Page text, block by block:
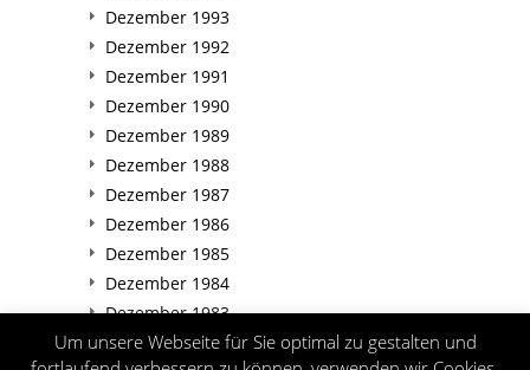
Dezember 1993
Dezember 1992
Dezember 1991
Dezember 1990
Dezember 1989
Dezember 1988
Dezember 1987
Dezember 1986
Dezember 1985
Dezember 1984
Dezember 1983
Dezember 1982
Um unsere Webseite für Sie optimal zu gestalten und